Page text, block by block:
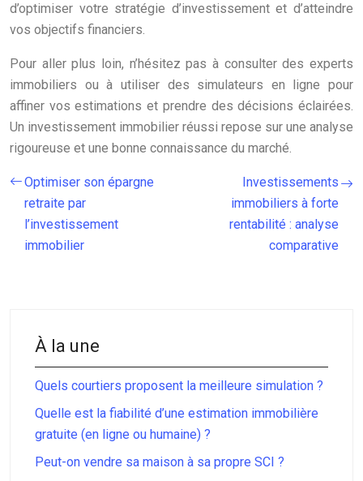
d’optimiser votre stratégie d’investissement et d’atteindre
vos objectifs financiers.
Pour aller plus loin, n’hésitez pas à consulter des experts
immobiliers ou à utiliser des simulateurs en ligne pour
affiner vos estimations et prendre des décisions éclairées.
Un investissement immobilier réussi repose sur une analyse
rigoureuse et une bonne connaissance du marché.
Optimiser son épargne
retraite par
l’investissement
immobilier
Investissements
immobiliers à forte
rentabilité : analyse
comparative
À la une
Quels courtiers proposent la meilleure simulation ?
Quelle est la fiabilité d’une estimation immobilière
gratuite (en ligne ou humaine) ?
Peut-on vendre sa maison à sa propre SCI ?